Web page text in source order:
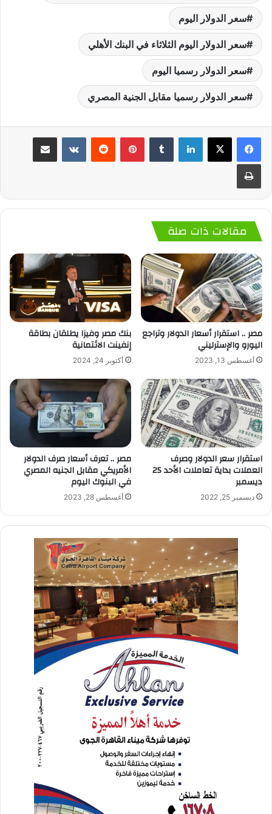
سعر الدولار اليوم
سعر الدولار اليوم الثلاثاء في البنك الأهلي
سعر الدولار رسميا اليوم
سعر الدولار رسميا مقابل الجنية المصري
لينكدإن بينتيريست
مقالات ذات صلة
مصر .. استقرار أسعار الدولار وتراجع
اليورو والإسترليني
أغسطس 13, 2023
بنك مصر وفيزا يطلقان بطاقة
إنفينت الائتمانية
أكتوبر 24, 2024
استقرار سعر الدولار وصرف
العملات بداية تعاملات الأحد 25
ديسمبر
ديسمبر 25, 2022
مصر .. تعرف أسعار صرف الدولار
الأمريكي مقابل الجنيه المصري
في البنوك اليوم
أغسطس 28, 2023